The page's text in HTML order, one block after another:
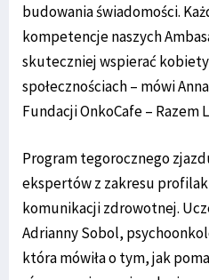
budowania świadomości.
kompetencje naszych
skuteczniej wspierać
społecznościach – mówi
Fundacji OnkoCafe – Razem
Program tegorocznego
ekspertów z zakresu
komunikacji zdrowotnej.
Adrianny Sobol,
która mówiła o tym, jak